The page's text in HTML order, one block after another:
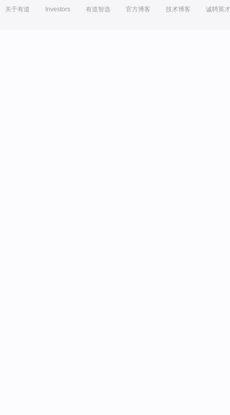
关于有道 Investors 有道智选 官方博客 技术博客 诚聘英才